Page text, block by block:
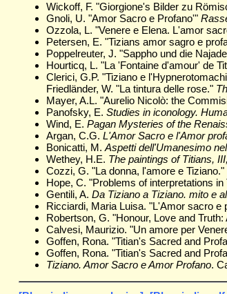
Wickoff, F. "Giorgione's Bilder zu
Gnoli, U. "Amor Sacro e Profano'"
Ozzola, L. "Venere e Elena. L'amor
Petersen, E. "Tizians amor sagro e
Poppelreuter, J. "Sappho und die
Hourticq, L. "La 'Fontaine d'amour' de
Clerici, G.P. "Tiziano e
Friedländer, W. "La tintura delle rose."
Mayer, A.L. "Aurelio Nicolò: the
Panofsky, E. Studies in iconology.
Wind, E. Pagan Mysteries of the
Argan, C.G. L'Amor Sacro e l'Amor
Bonicatti, M. Aspetti dell'Umanesimo
Wethey, H.E. The paintings of Titians,
Cozzi, G. "La donna, l'amore e Tiziano."
Hope, C. "Problems of interpretations
Gentili, A. Da Tiziano a Tiziano. mito e
Ricciardi, Maria Luisa. "L'Amor sacro e
Robertson, G. "Honour, Love and
Calvesi, Maurizio. "Un amore per
Goffen, Rona. "Titian's Sacred and
Goffen, Rona. "Titian's Sacred and
Tiziano. Amor Sacro e Amor Profano.